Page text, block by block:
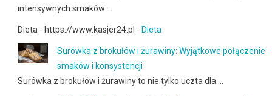
intensywnych smaków …
Dieta - https://www.kasjer24.pl - Dieta
Surówka z brokułów i żurawiny: Wyjątkowe połączenie
smaków i konsystencji
Surówka z brokułów i żurawiny to nie tylko uczta dla …